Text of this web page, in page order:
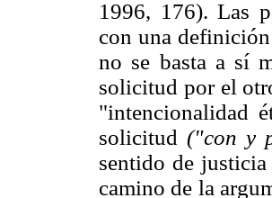
1996, 176). Las
con una
no se basta a sí
solicitud por el
"intencionalidad
solicitud ("con y
sentido de
camino de la